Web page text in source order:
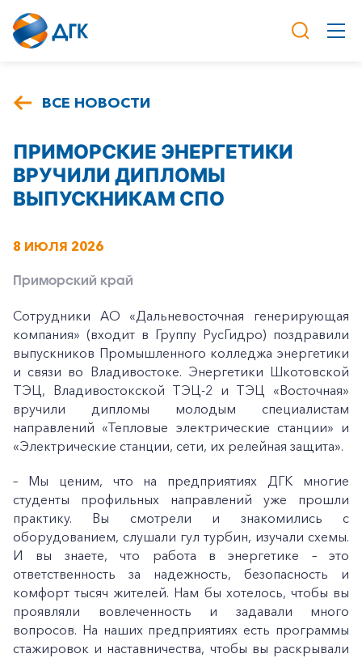
ВСЕ НОВОСТИ
ПРИМОРСКИЕ ЭНЕРГЕТИКИ
ВРУЧИЛИ ДИПЛОМЫ
ВЫПУСКНИКАМ СПО
8 ИЮЛЯ 2026
Приморский край
Сотрудники АО «Дальневосточная генерирующая
компания» (входит в Группу РусГидро) поздравили
выпускников Промышленного колледжа энергетики
и связи во Владивостоке. Энергетики Шкотовской
ТЭЦ, Владивостокской ТЭЦ-2 и ТЭЦ «Восточная»
вручили дипломы молодым специалистам
направлений «Тепловые электрические станции» и
«Электрические станции, сети, их релейная защита».
– Мы ценим, что на предприятиях ДГК многие
студенты профильных направлений уже прошли
практику. Вы смотрели и знакомились с
оборудованием, слушали гул турбин, изучали схемы.
И вы знаете, что работа в энергетике – это
ответственность за надежность, безопасность и
комфорт тысяч жителей. Нам бы хотелось, чтобы вы
проявляли вовлеченность и задавали много
вопросов. На наших предприятиях есть программы
стажировок и наставничества, чтобы вы раскрывали